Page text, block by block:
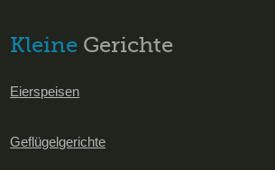
Kleine Gerichte
Eierspeisen
Geflügelgerichte